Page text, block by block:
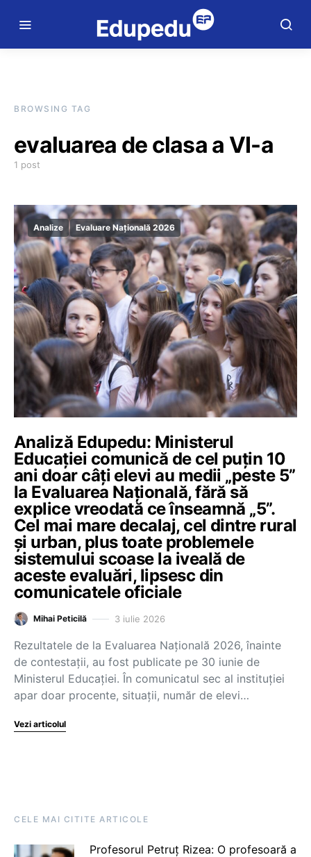
BROWSING TAG
evaluarea de clasa a VI-a
1 post
Analize Evaluare Națională 2026
Analiză Edupedu: Ministerul
Educației comunică de cel puțin 10
ani doar câți elevi au medii „peste 5”
la Evaluarea Națională, fără să
explice vreodată ce înseamnă „5”.
Cel mai mare decalaj, cel dintre rural
și urban, plus toate problemele
sistemului scoase la iveală de
aceste evaluări, lipsesc din
comunicatele oficiale
Mihai Peticilă 3 iulie 2026
Rezultatele de la Evaluarea Națională 2026, înainte
de contestații, au fost publicate pe 30 iunie de
Ministerul Educației. În comunicatul sec al instituției
apar doar procente, situații, număr de elevi…
Vezi articolul
CELE MAI CITITE ARTICOLE
Profesorul Petruț Rizea: O profesoară a